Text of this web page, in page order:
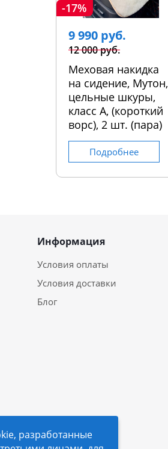
-17%
9 990 руб.
12 000 руб.
Меховая накидка
на сидение, Мутон,
цельные шкуры,
класс А, (короткий
ворс), 2 шт. (пара)
Подробнее
Информация
Условия оплаты
Условия доставки
Блог
разработанные